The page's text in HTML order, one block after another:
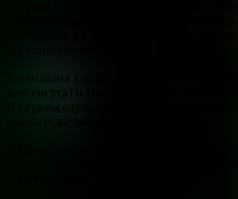
Реализация хардфорка в тестнетах
консенсуса) и Holesky (уровень
В первом случае дополнительные
В Holesky даже после восстановления